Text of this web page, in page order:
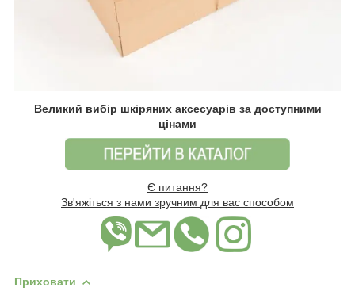
Великий вибір шкіряних аксесуарів за доступними
цінами
Є питання?
Зв'яжіться з нами зручним для вас способом
Приховати